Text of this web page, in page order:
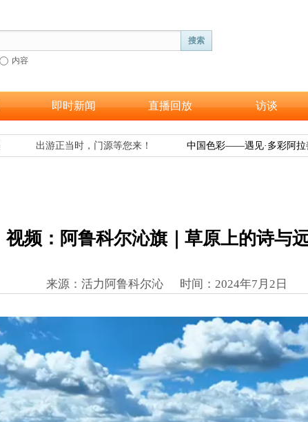
搜索
内容
即时新闻 直播回放 访谈
出游正当时，门源等您来！ 中国色彩——遇见·多彩阿拉善
视频：阿鲁科尔沁旗｜草原上的诗与
来源：活力阿鲁科尔沁 时间 ： 2024年7月2日